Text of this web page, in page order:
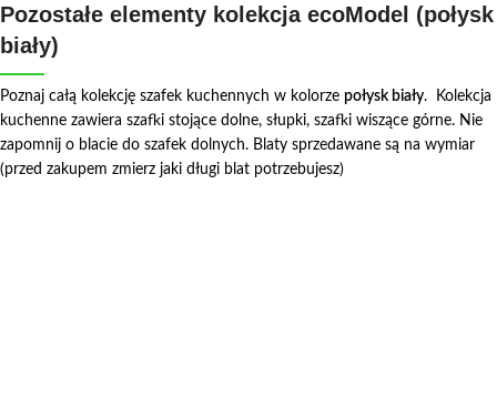
Pozostałe elementy kolekcja ecoModel (połysk
biały)
Poznaj całą kolekcję szafek kuchennych w kolorze połysk biały. Kolekcja
kuchenne zawiera szafki stojące dolne, słupki, szafki wiszące górne. Nie
zapomnij o blacie do szafek dolnych. Blaty sprzedawane są na wymiar
(przed zakupem zmierz jaki długi blat potrzebujesz)